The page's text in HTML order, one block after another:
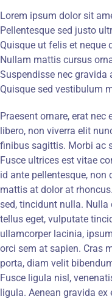
SERVIÇOS
RECURSOS
PEDIDO DE
Lorem ipsum dolor sit
Pellentesque sed justo
Quisque ut felis et neque
Nullam mattis cursus
Suspendisse nec gravida
Quisque sed vestibulum
Praesent ornare, erat
libero, non viverra elit
finibus sagittis. Morbi ac
Fusce ultrices est vitae
id ante pellentesque, non
mattis at dolor at
sed, tincidunt nulla. Nulla
tellus eget, vulputate
ullamcorper lacinia,
orci sem at sapien. Cras
porta, diam velit
Fusce ligula nisl,
ligula. Aenean gravida ex